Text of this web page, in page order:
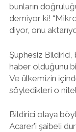
bunların
demiyor ki!
diyor, onu
Şüphesiz Bildirici,
haber olduğunu
Ve ülkemizin
söyledikleri o
Bildirici olaya
Acarer’i şaibeli